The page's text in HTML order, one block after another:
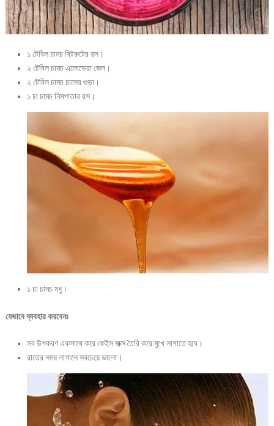
১ টেবিল চামচ বিটরুটের রস।
২ টেবিল চামচ এলোভেরা জেল।
২ টেবিল চামচ চালের গুড়া।
১ চা চামচ নিমপাতার রস।
১ চা চামচ মধু।
যেভাবে ব্যবহার করবেনঃ
সব উপকরণ একসাথে করে ফেইস মাক্স তৈরি করে মুখে লাগাতে হবে।
রাতের সময় লাগালে সবচেয়ে ভালো।